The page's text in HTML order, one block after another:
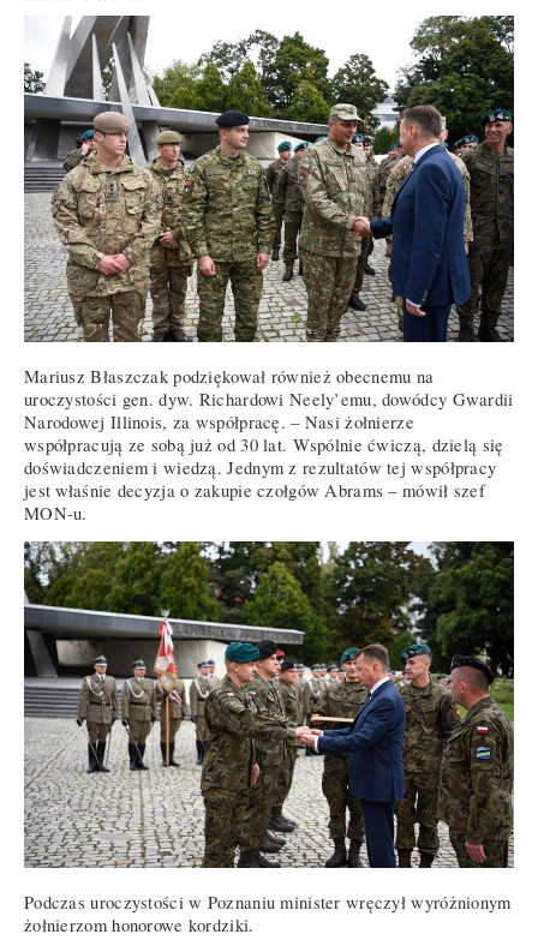
Mariusz Błaszczak podziękował również obecnemu na
uroczystości gen. dyw. Richardowi Neely’emu, dowódcy Gwardii
Narodowej Illinois, za współpracę. – Nasi żołnierze
współpracują ze sobą już od 30 lat. Wspólnie ćwiczą, dzielą się
doświadczeniem i wiedzą. Jednym z rezultatów tej współpracy
jest właśnie decyzja o zakupie czołgów Abrams – mówił szef
MON-u.
Podczas uroczystości w Poznaniu minister wręczył wyróżnionym
żołnierzom honorowe kordziki.